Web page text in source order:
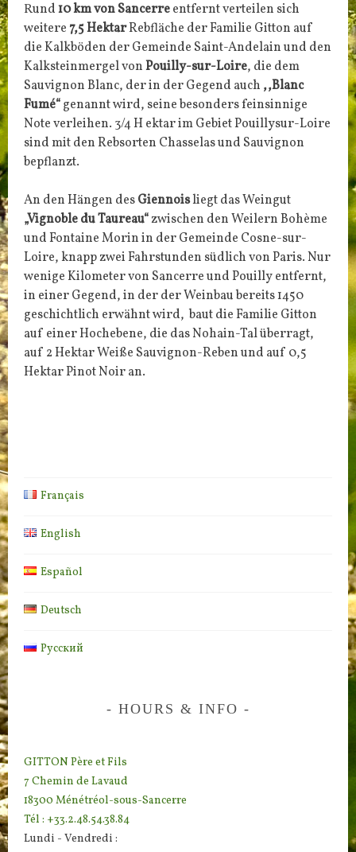
Rund10 km von Sancerreentfernt verteilen sich
weitere 7,5 HektarRebfläche der Familie Gitton auf
die Kalkböden der Gemeinde Saint-Andelain und den
Kalksteinmergel vonPouilly-sur-Loire, die dem
Sauvignon Blanc, der in der Gegend auch ,,Blanc
Fumé“genannt wird, seine besonders feinsinnige
Note verleihen. 3/4 H ektar im Gebiet Pouilly­sur-Loire
sind mit den Rebsorten Chasselas und Sauvignon
bepflanzt.
An den Hängen desGiennoisliegt das Weingut
„Vignoble du Taureau“zwischen den Weilern Bohème
und Fontaine Morin in der Gemeinde Cosne-sur-
Loire, knapp zwei Fahrstunden südlich von Paris. Nur
wenige Kilometer von Sancerre und Pouilly entfernt,
in einer Gegend, in der der Weinbau bereits 1450
geschichtlich erwähnt wird, baut die Familie Gitton
auf einer Hochebene, die das Nohain-Tal überragt,
auf 2 Hektar Weiße Sauvignon-Reben und auf 0,5
Hektar Pinot Noir an.
Français
English
Español
Deutsch
Русский
HOURS & INFO
GITTON Père et Fils
7 Chemin de Lavaud
18300 Ménétréol-sous-Sancerre
Tél : +33.2.48.54.38.84
Lundi - Vendredi :